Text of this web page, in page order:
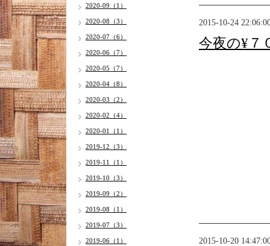
2015-10-24
今夜の¥７
2015-10-20
2020-09（1）
2020-08（3）
2020-07（6）
2020-06（7）
2020-05（7）
2020-04（8）
2020-03（2）
2020-02（4）
2020-01（1）
2019-12（3）
2019-11（1）
2019-10（3）
2019-09（2）
2019-08（1）
2019-07（3）
2019-06（1）